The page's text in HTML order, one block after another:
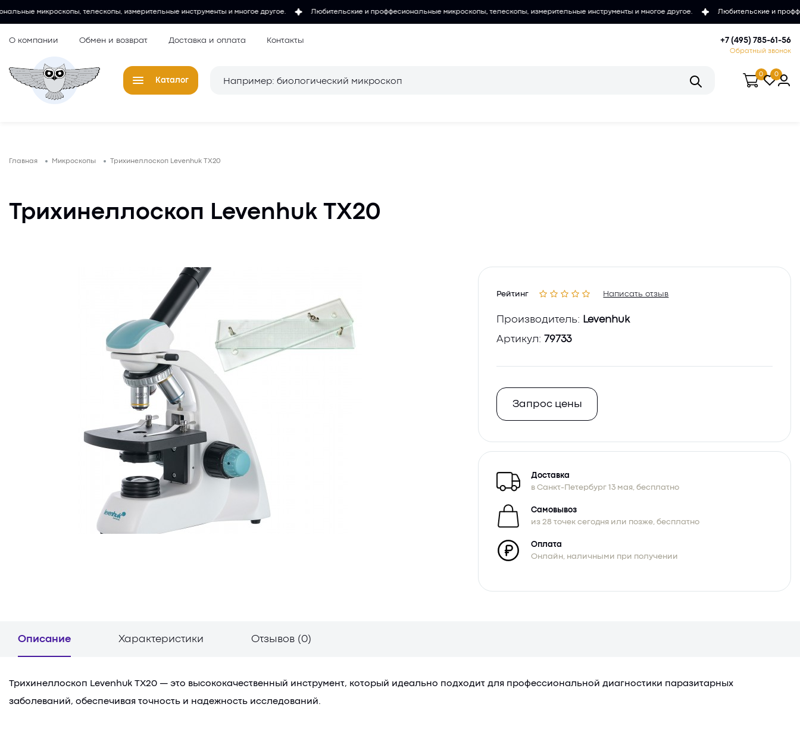
телескопы, измерительные инструменты и многое другое. Любительские и проффесиональные микроскопы, телескопы, измерительные инструменты и многое другое. Любительские и проффесиональные
О компании Обмен и возврат Доставка и оплата Контакты +7 (495) 785-61-56
Обратный звонок
Каталог
0 0
Лупы
микроскопов
Главная Микроскопы Трихинеллоскоп Levenhuk TX20
Трихинеллоскоп Levenhuk TX20
Рейтинг Написать отзыв
Производитель: Levenhuk
Артикул: 79733
Запрос цены
Доставка
в Санкт-Петербург 13 мая, бесплатно
Самовывоз
из 28 точек сегодня или позже, бесплатно
Оплата
Онлайн, наличными при получении
Описание Характеристики Отзывов (0)
Трихинеллоскоп Levenhuk TX20 — это высококачественный инструмент, который идеально подходит для профессиональной диагностики паразитарных
заболеваний, обеспечивая точность и надежность исследований.